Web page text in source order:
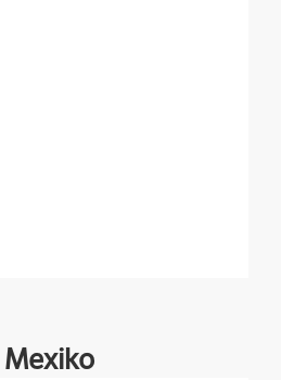
Mexiko